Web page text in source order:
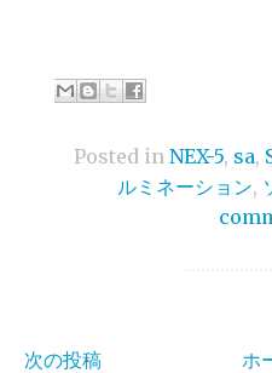
Posted in NEX-5, sa,
ルミネーション,
次の投稿 ホ